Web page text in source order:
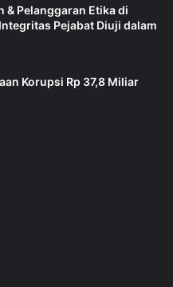
& Pelanggaran Etika di
Pejabat Diuji dalam
Korupsi Rp 37,8 Miliar